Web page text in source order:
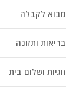
מבוא לקבלה
בריאות ותזונה
זוגיות ושלום בית